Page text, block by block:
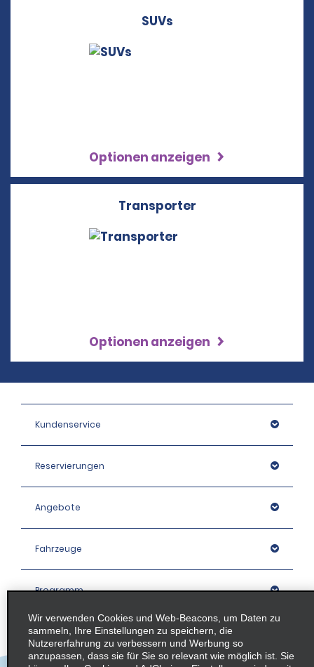
SUVs
Optionen anzeigen
Transporter
Optionen anzeigen
Kundenservice
Reservierungen
Angebote
Fahrzeuge
Programm
Unternehmen
Wir verwenden Cookies und Web-Beacons, um Daten zu
sammeln, Ihre Einstellungen zu speichern, die
Nutzererfahrung zu verbessern und Werbung so
anzupassen, dass sie für Sie so relevant wie möglich ist. Sie